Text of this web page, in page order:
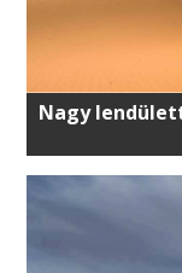
Nagy